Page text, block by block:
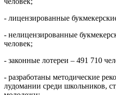
- лицензированные
- нелицензированные
человек;
- законные лотереи – 491 710
- разработаны методические
лудомании среди школьников,